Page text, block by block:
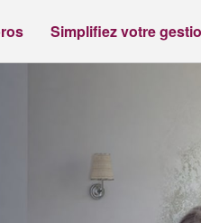
Simplifiez votre